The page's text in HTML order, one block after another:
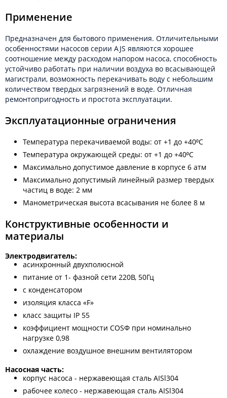
Применение
Предназначен для бытового применения. Отличительными
особенностями насосов серии AJS являются хорошее
соотношение между расходом напором насоса, способность
устойчиво работать при наличии воздуха во всасывающей
магистрали, возможность перекачивать воду с небольшим
количеством твердых загрязнений в воде. Отличная
ремонтопригодность и простота эксплуатации.
Эксплуатационные ограничения
Температура перекачиваемой воды: от +1 до +40⁰С
Температура окружающей среды: от +1 до +40⁰С
Максимально допустимое давление в корпусе 6 атм
Максимально допустимый линейный размер твердых
частиц в воде: 2 мм
Манометрическая высота всасывания не более 8 м
Конструктивные особенности и
материалы
Электродвигатель:
асинхронный двухполюсной
питание от 1- фазной сети 220В, 50Гц
с конденсатором
изоляция класса «F»
класс защиты IP 55
коэффициент мощности COSФ при номинально
нагрузке 0,98
охлаждение воздушное внешним вентилятором
Насосная часть:
корпус насоса - нержавеющая сталь AISl304
рабочее колесо - нержавеющая сталь AISl304